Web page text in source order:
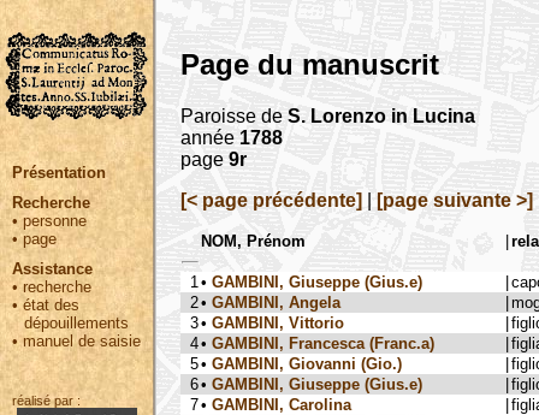
Présentation
Recherche
• personne
•page
Assistance
• recherche
•état des
dépouillements
•manuel de saisie
réalisé par :
Page du manuscrit
Paroisse de S. Lorenzo in Lucina
année 1788
page 9r
[< page précédente]
[page suivante >]
NOM, Prénom
1 • GAMBINI, Giuseppe (Gius.e)
2• GAMBINI, Angela
3• GAMBINI, Vittorio
4• GAMBINI, Francesca (Franc.a)
5• GAMBINI, Giovanni (Gio.)
6• GAMBINI, Giuseppe (Gius.e)
7• GAMBINI, Carolina